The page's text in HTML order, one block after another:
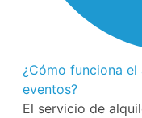
¿Cómo funciona
eventos?
El servicio de